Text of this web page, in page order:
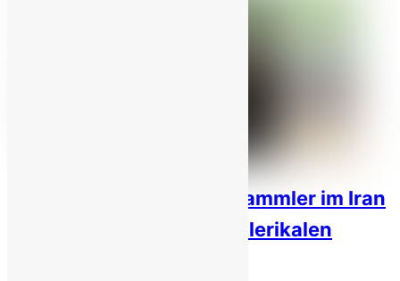
Das Phänomen der Müllsammler im Iran
zeigt das Scheitern des klerikalen